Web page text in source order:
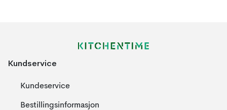
Kundservice
Kundeservice
Bestillingsinformasjon